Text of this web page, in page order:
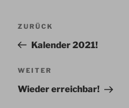
Beitragsnavigation
Vorheriger
Beitrag
ZURÜCK
Kalender 2021!
Nächster
Beitrag
WEITER
Wieder erreichbar!